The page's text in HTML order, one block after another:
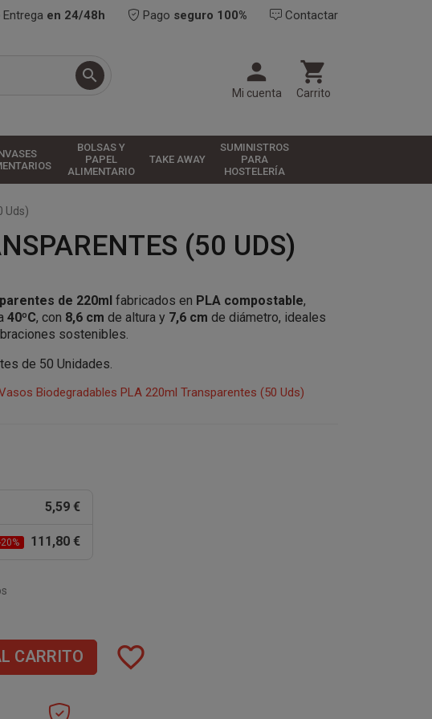
Entrega en 24/48h Pago seguro 100% Contactar
 
Mi cuenta

Carrito
BOLSAS Y
PAPEL
ALIMENTARIO
TAKE AWAY
SUMINISTROS
PARA
HOSTELERÍA
Uds)
(50 UDS)
de 220ml fabricados en PLA compostable,
40ºC, con 8,6 cm de altura y 7,6 cm de diámetro, ideales
sostenibles.
de 50 Unidades.
Biodegradables PLA 220ml Transparentes (50 Uds)
5,59 €
111,80 €
CARRITO favorite_border